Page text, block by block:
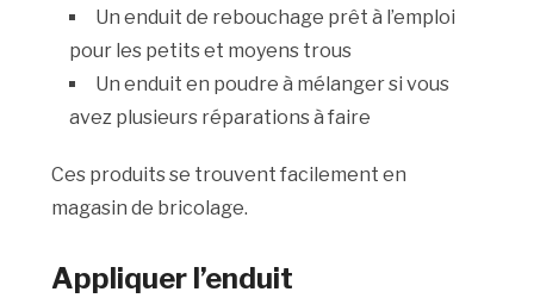
Un enduit de rebouchage prêt à l’emploi
pour les petits et moyens trous
Un enduit en poudre à mélanger si vous
avez plusieurs réparations à faire
Ces produits se trouvent facilement en
magasin de bricolage.
Appliquer l’enduit